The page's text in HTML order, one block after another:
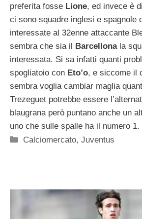
preferita fosse Lione, ed invece è
ci sono squadre inglesi e spagnole
interessate al 32enne attaccante
sembra che sia il Barcellona la
interessata. Si sa infatti quanti
spogliatoio con Eto’o, e siccome il
sembra voglia cambiar maglia
Trezeguet potrebbe essere
blaugrana però puntano anche un
uno che sulle spalle ha il numero 1.
Categorie
Calciomercato,Juventus